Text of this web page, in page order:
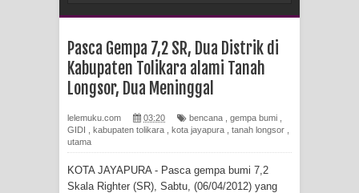
Polresta Jayapura Kota Mengungkap
Tiga Kasus Pencurian Dan
Mengamankan Satu Tersangka Di
Kota Jayapura
Jalani Sidang BP4R di Jayapura
Pasca Gempa 7,2 SR, Dua Distrik di
Kabupaten Tolikara alami Tanah
Longsor, Dua Meninggal
lelemuku.com 03:20 bencana gempa bumi
GIDI
kabupaten tolikara kota jayapura tanah longsor
utama
KOTA JAYAPURA - Pasca gempa bumi 7,2
Skala Righter (SR), Sabtu, (06/04/2012) yang